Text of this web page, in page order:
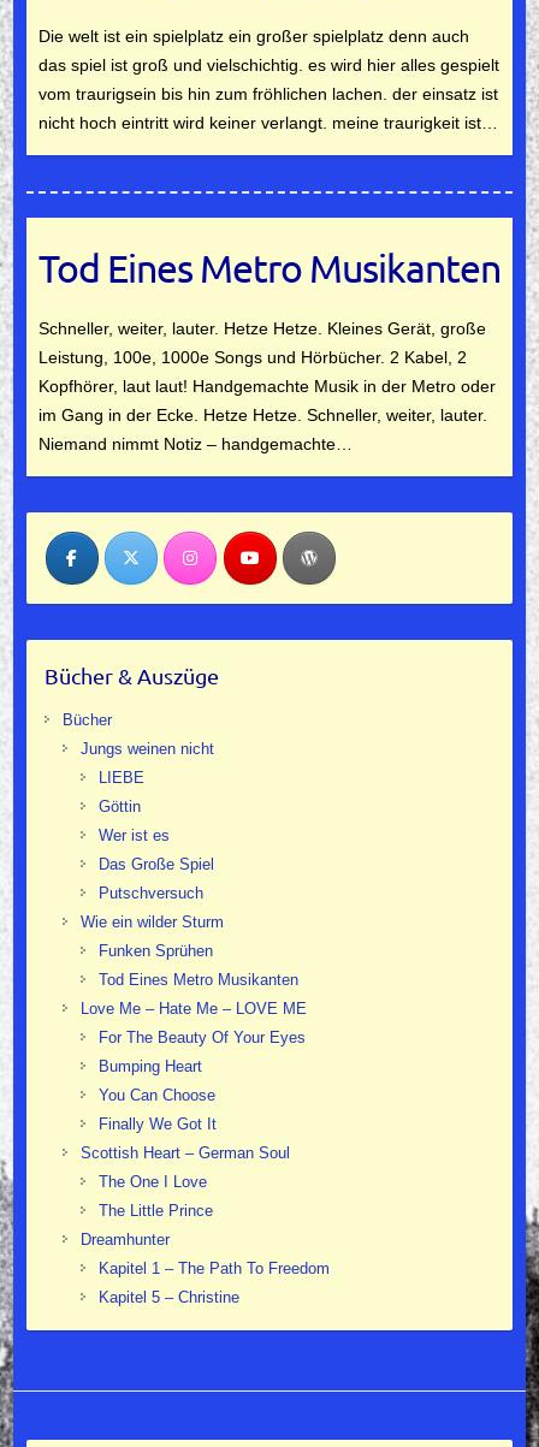
Die welt ist ein spielplatz ein großer spielplatz denn auch
das spiel ist groß und vielschichtig. es wird hier alles gespielt
vom traurigsein bis hin zum fröhlichen lachen. der einsatz ist
nicht hoch eintritt wird keiner verlangt. meine traurigkeit ist…
Tod Eines Metro Musikanten
Schneller, weiter, lauter. Hetze Hetze. Kleines Gerät, große
Leistung, 100e, 1000e Songs und Hörbücher. 2 Kabel, 2
Kopfhörer, laut laut! Handgemachte Musik in der Metro oder
im Gang in der Ecke. Hetze Hetze. Schneller, weiter, lauter.
Niemand nimmt Notiz – handgemachte…
Bücher & Auszüge
Bücher
Jungs weinen nicht
LIEBE
Göttin
Wer ist es
Das Große Spiel
Putschversuch
Wie ein wilder Sturm
Funken Sprühen
Tod Eines Metro Musikanten
Love Me – Hate Me – LOVE ME
For The Beauty Of Your Eyes
Bumping Heart
You Can Choose
Finally We Got It
Scottish Heart – German Soul
The One I Love
The Little Prince
Dreamhunter
Kapitel 1 – The Path To Freedom
Kapitel 5 – Christine